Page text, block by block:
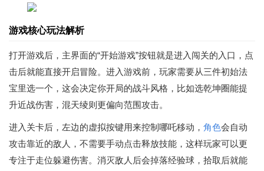
游戏核心玩法解析
打开游戏后，主界面的“开始游戏”按钮就是进入闯关的入口，点
击后就能直接开启冒险。进入游戏前，玩家需要从三件初始法
宝里选一个，这会决定你开局的战斗风格，比如选乾坤圈能提
升近战伤害，混天绫则更偏向范围攻击。
进入关卡后，左边的虚拟按键用来控制哪吒移动， 角色会自动
攻击靠近的敌人，不需要手动点击释放技能，这样玩家可以更
专注于走位躲避伤害。消灭敌人后会掉落经验球，拾取后就能